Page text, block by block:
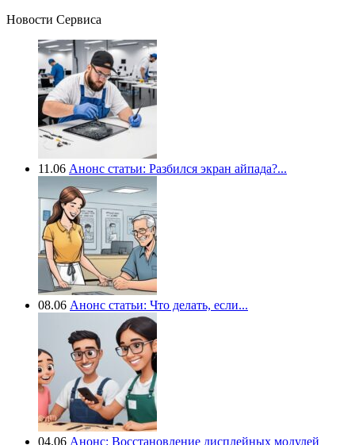
Новости Сервиса
11.06 Анонс статьи: Разбился экран айпада?...
08.06 Анонс статьи: Что делать, если...
04.06 Анонс: Восстановление дисплейных модулей